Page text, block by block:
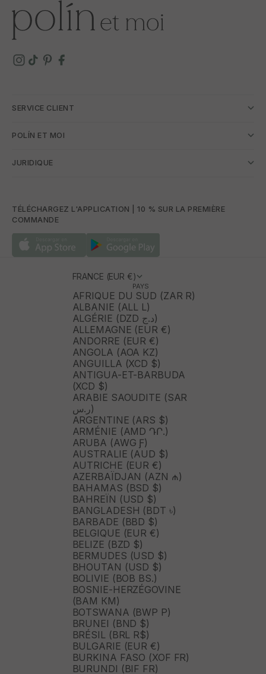
SERVICE CLIENT
POLÍN ET MOI
JURIDIQUE
TÉLÉCHARGEZ L'APPLICATION | 10 % SUR LA PREMIÈRE
COMMANDE
FRANCE (EUR €)
PAYS
AFRIQUE DU SUD (ZAR R)
ALBANIE (ALL L)
ALGÉRIE (DZD د.ج)
ALLEMAGNE (EUR €)
ANDORRE (EUR €)
ANGOLA (AOA KZ)
ANGUILLA (XCD $)
ANTIGUA-ET-BARBUDA
(XCD $)
ARABIE SAOUDITE (SAR
ر.س)
ARGENTINE (ARS $)
ARMÉNIE (AMD ԴՐ.)
ARUBA (AWG Ƒ)
AUSTRALIE (AUD $)
AUTRICHE (EUR €)
AZERBAÏDJAN (AZN ₼)
BAHAMAS (BSD $)
BAHREÏN (USD $)
BANGLADESH (BDT ৳)
BARBADE (BBD $)
BELGIQUE (EUR €)
BELIZE (BZD $)
BERMUDES (USD $)
BHOUTAN (USD $)
BOLIVIE (BOB BS.)
BOSNIE-HERZÉGOVINE
(BAM КМ)
BOTSWANA (BWP P)
BRUNEI (BND $)
BRÉSIL (BRL R$)
BULGARIE (EUR €)
BURKINA FASO (XOF FR)
BURUNDI (BIF FR)